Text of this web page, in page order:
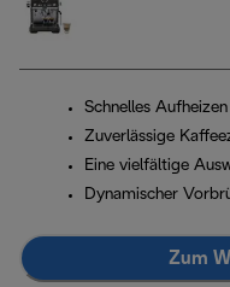
Schnelles Aufheizen
Zuverlässige
Eine vielfältige
Dynamischer
Zum